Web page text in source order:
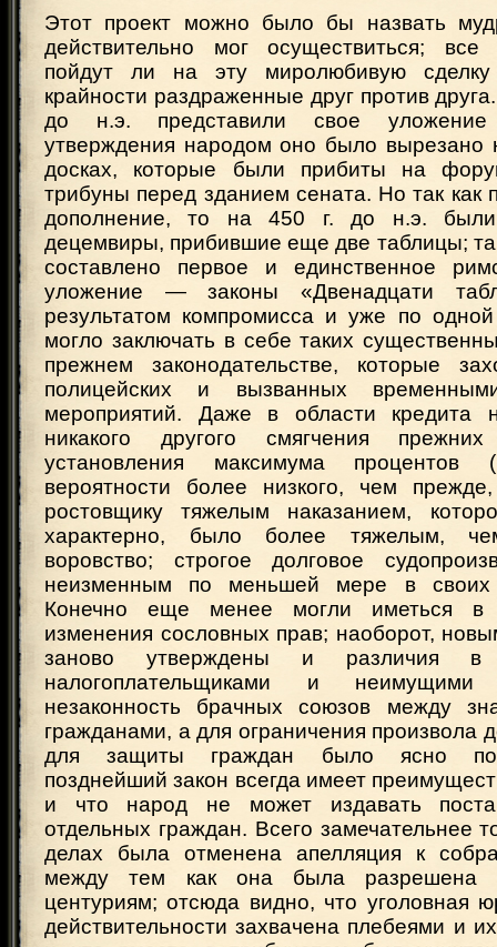
Этот проект можно было бы назвать
действительно мог осуществиться; все
пойдут ли на эту миролюбивую
крайности раздраженные друг против
до н.э. представили свое
утверждения народом оно было вырезано
досках, которые были прибиты на
трибуны перед зданием сената. Но так как
дополнение, то на 450 г. до н.э.
децемвиры, прибившие еще две таблицы;
составлено первое и единственное
уложение — законы «Двенадцати
результатом компромисса и уже по
могло заключать в себе таких
прежнем законодательстве, которые
полицейских и вызванных
мероприятий. Даже в области кредита
никакого другого смягчения
установления максимума
вероятности более низкого, чем
ростовщику тяжелым наказанием,
характерно, было более тяжелым,
воровство; строгое долговое
неизменным по меньшей мере в своих
Конечно еще менее могли иметься в
изменения сословных прав; наоборот,
заново утверждены и различия
налогоплательщиками и
незаконность брачных союзов между
гражданами, а для ограничения произвола
для защиты граждан было ясно
позднейший закон всегда имеет
и что народ не может издавать
отдельных граждан. Всего замечательнее
делах была отменена апелляция к
между тем как она была разрешена
центуриям; отсюда видно, что уголовная
действительности захвачена плебеями и